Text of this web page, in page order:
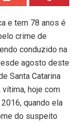
e tem 78 anos é
crime de
conduzido na
agosto deste
Santa Catarina
hoje com
quando ela
do suspeito